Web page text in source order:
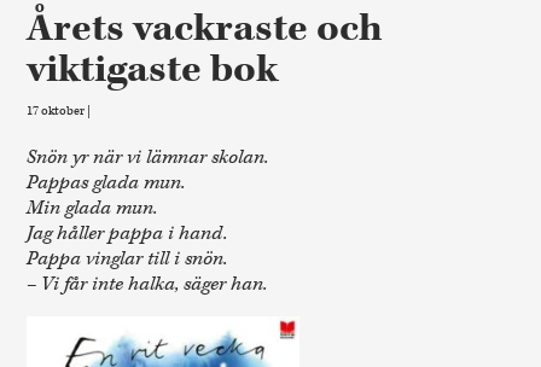
Årets vackraste och
viktigaste bok
17 oktober |
Snön yr när vi lämnar skolan.
Pappas glada mun.
Min glada mun.
Jag håller pappa i hand.
Pappa vinglar till i snön.
– Vi får inte halka, säger han.